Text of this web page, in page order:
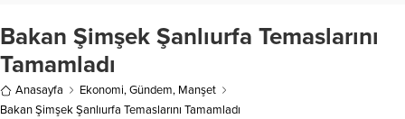
Bakan Şimşek Şanlıurfa Temaslarını
Tamamladı
Anasayfa Ekonomi,Gündem, Manşet
Bakan Şimşek Şanlıurfa Temaslarını Tamamladı